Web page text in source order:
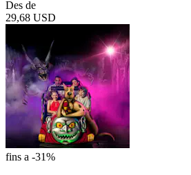
Des de
29,68 USD
fins a -31%